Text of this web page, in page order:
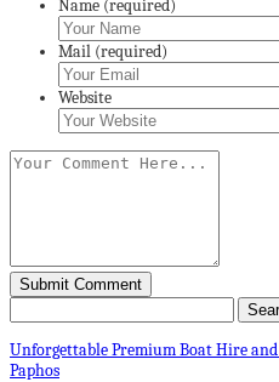
Name (required)
Mail (required)
Website
Unforgettable Premium Boat Hire
Paphos